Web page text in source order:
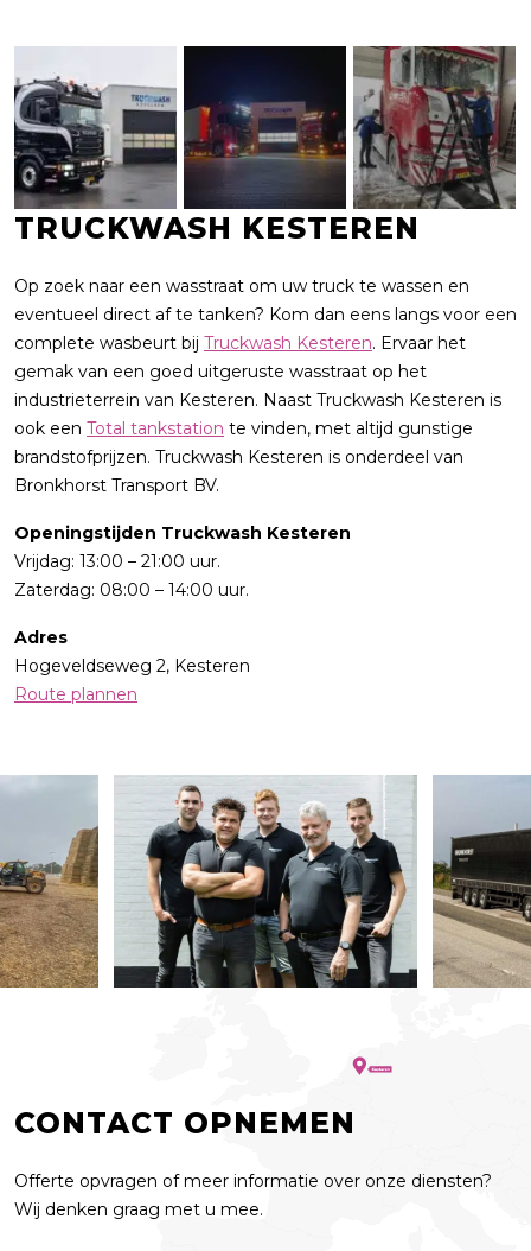
TRUCKWASH KESTEREN
Op zoek naar een wasstraat om uw truck te wassen en
eventueel direct af te tanken? Kom dan eens langs voor een
complete wasbeurt bij Truckwash Kesteren. Ervaar het
gemak van een goed uitgeruste wasstraat op het
industrieterrein van Kesteren. Naast Truckwash Kesteren is
ook een Total tankstation te vinden, met altijd gunstige
brandstofprijzen. Truckwash Kesteren is onderdeel van
Bronkhorst Transport BV.
Openingstijden Truckwash Kesteren
Vrijdag: 13:00 – 21:00 uur.
Zaterdag: 08:00 – 14:00 uur.
Adres
Hogeveldseweg 2, Kesteren
Route plannen
CONTACT OPNEMEN
Offerte opvragen of meer informatie over onze diensten?
Wij denken graag met u mee.